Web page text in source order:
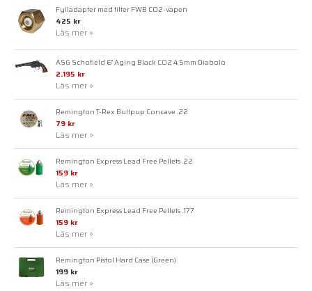
Fylladapter med filter FWB CO2-vapen
425 kr
Läs mer »
ASG Schofield 6" Aging Black CO2 4,5mm Diabolo
2.195 kr
Läs mer »
Remington T-Rex Bullpup Concave .22
79 kr
Läs mer »
Remington Express Lead Free Pellets .22
159 kr
Läs mer »
Remington Express Lead Free Pellets .177
159 kr
Läs mer »
Remington Pistol Hard Case (Green)
199 kr
Läs mer »